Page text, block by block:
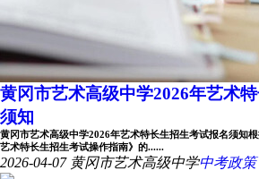
黄冈市艺术高级中学2026年艺术
须知
黄冈市艺术高级中学2026年艺术特长生招生考试报名须知
艺术特长生招生考试操作指南》的......
2026-04-07 黄冈市艺术高级中学中考政策